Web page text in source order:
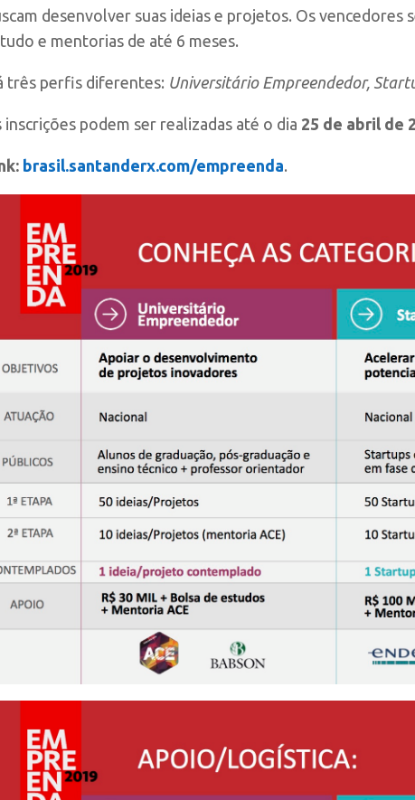
desenvolver suas ideias e projetos. Os
e mentorias de até 6 meses.
três perfis diferentes: Universitário Empreendedor,
inscrições podem ser realizadas até o dia 25 de abril de
brasil.santanderx.com/empreenda.